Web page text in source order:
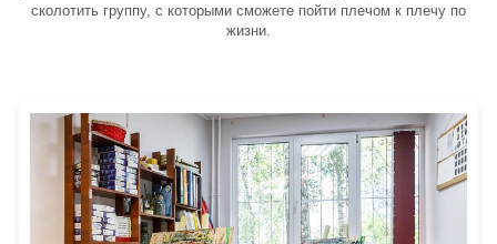
сколотить группу, с которыми сможете пойти плечом к плечу по
жизни.